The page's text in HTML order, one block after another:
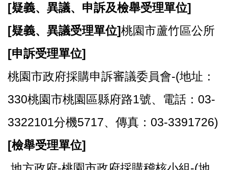
[疑義、異議、申訴及檢舉受理單位]
[疑義、異議受理單位]桃園市蘆竹區公所
[申訴受理單位]
桃園市政府採購申訴審議委員會-(地址：
330桃園市桃園區縣府路1號、電話：03-
3322101分機5717、傳真：03-3391726)
[檢舉受理單位]